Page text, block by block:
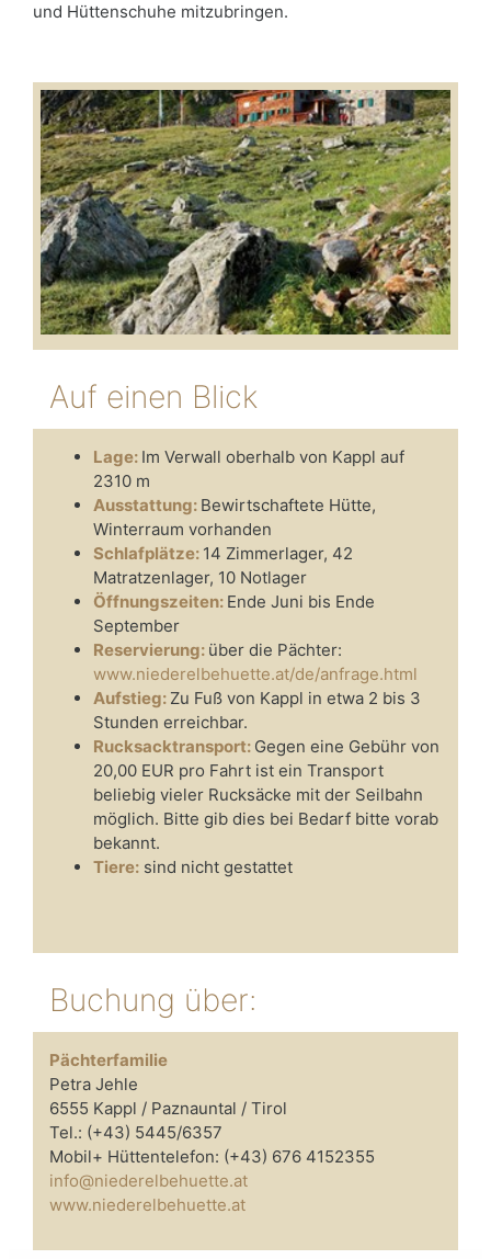
und Hüttenschuhe mitzubringen.
Auf einen Blick
Lage: Im Verwall oberhalb von Kappl auf
2310 m
Ausstattung: Bewirtschaftete Hütte,
Winterraum vorhanden
Schlafplätze: 14 Zimmerlager, 42
Matratzenlager, 10 Notlager
Öffnungszeiten: Ende Juni bis Ende
September
Reservierung: über die Pächter:
www.niederelbehuette.at/de/anfrage.html
Aufstieg: Zu Fuß von Kappl in etwa 2 bis 3
Stunden erreichbar.
Rucksacktransport: Gegen eine Gebühr von
20,00 EUR pro Fahrt ist ein Transport
beliebig vieler Rucksäcke mit der Seilbahn
möglich. Bitte gib dies bei Bedarf bitte vorab
bekannt.
Tiere: sind nicht gestattet
Buchung über:
Pächterfamilie
Petra Jehle
6555 Kappl / Paznauntal / Tirol
Tel.: (+43) 5445/6357
Mobil+ Hüttentelefon: (+43) 676 4152355
info@niederelbehuette.at
www.niederelbehuette.at